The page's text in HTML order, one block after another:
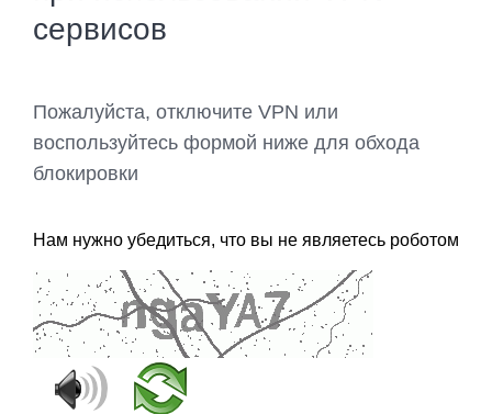
сервисов
Пожалуйста, отключите VPN или
воспользуйтесь формой ниже для обхода
блокировки
Нам нужно убедиться, что вы не являетесь роботом